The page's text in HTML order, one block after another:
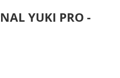
YUKI PRO -